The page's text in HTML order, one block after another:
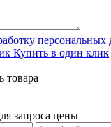
персональных
Купить в один клик
товара
запроса цены